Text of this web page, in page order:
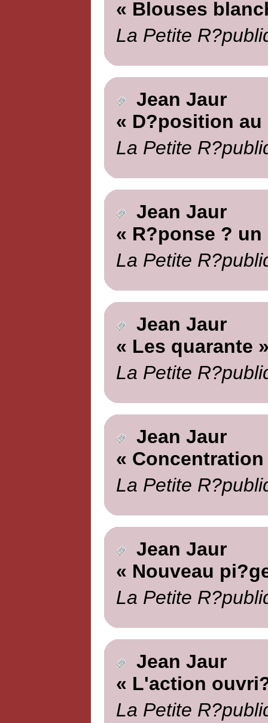
« Blouses
La Petite
Jean Jaur
« D?position
La Petite
Jean Jaur
« R?ponse ?
La Petite
Jean Jaur
« Les quarante
La Petite
Jean Jaur
« Concentration
La Petite
Jean Jaur
« Nouveau
La Petite
Jean Jaur
« L'action
La Petite